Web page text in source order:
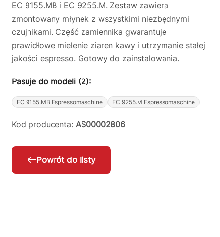
EC 9155.MB i EC 9255.M. Zestaw zawiera
zmontowany młynek z wszystkimi niezbędnymi
czujnikami. Część zamiennika gwarantuje
prawidłowe mielenie ziaren kawy i utrzymanie stałej
jakości espresso. Gotowy do zainstalowania.
Pasuje do modeli (2):
EC 9155.MB Espressomaschine EC 9255.M Espressomaschine
Kod producenta: AS00002806
Powrót do listy